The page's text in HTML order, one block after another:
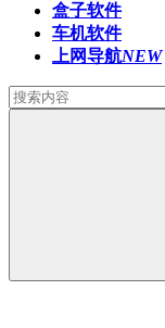
盒子软件
车机软件
上网导航NEW